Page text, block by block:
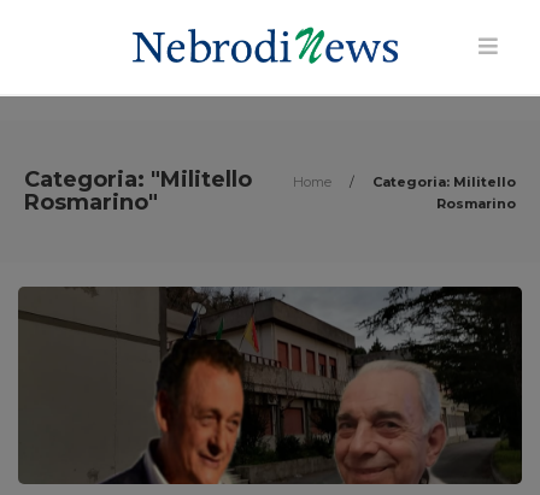
Categoria: "Militello
Rosmarino"
Home /
Categoria: Militello
Rosmarino